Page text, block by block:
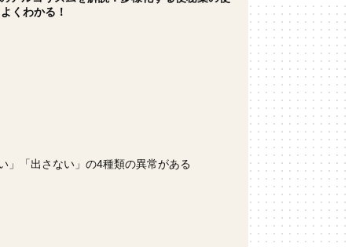
くわかる！
」「出さない」の4種類の異常がある